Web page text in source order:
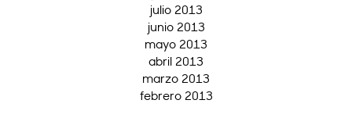
julio 2013
junio 2013
mayo 2013
abril 2013
marzo 2013
febrero 2013